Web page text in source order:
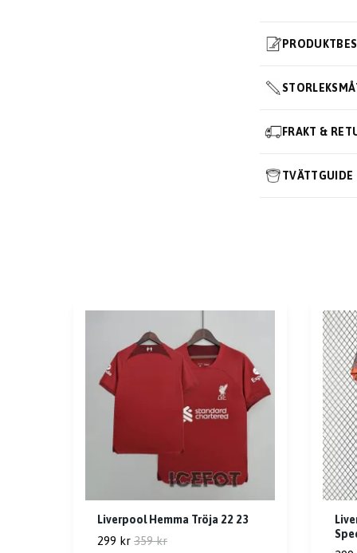
FRAKT &
TVÄTTGUIDE
Liverpool Hemma Tröja 22 23
299 kr 359 kr